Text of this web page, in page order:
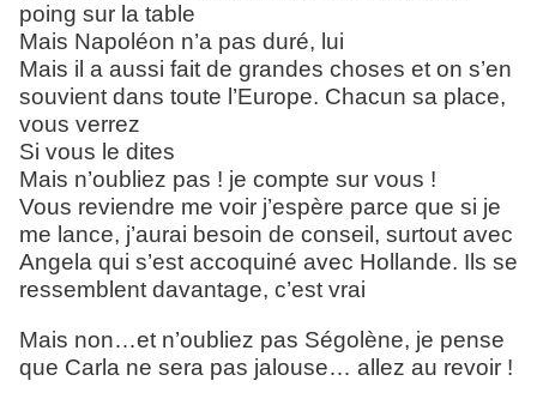
poing sur la table
Mais Napoléon n’a pas duré, lui
Mais il a aussi fait de grandes choses et on s’en
souvient dans toute l’Europe. Chacun sa place,
vous verrez
Si vous le dites
Mais n’oubliez pas ! je compte sur vous !
Vous reviendre me voir j’espère parce que si je
me lance, j’aurai besoin de conseil, surtout avec
Angela qui s’est accoquiné avec Hollande. Ils se
ressemblent davantage, c’est vrai
Mais non…et n’oubliez pas Ségolène, je pense
que Carla ne sera pas jalouse… allez au revoir !